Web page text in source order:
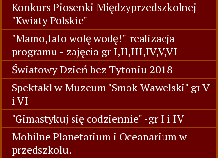
Konkurs Piosenki Międzyprzedszkolnej
"Kwiaty Polskie"
"Mamo,tato wolę wodę!"-realizacja
programu - zajęcia gr I,II,III,IV,V,VI
Światowy Dzień bez Tytoniu 2018
Spektakl w Muzeum "Smok Wawelski" gr V
i VI
"Gimastykuj się codziennie" -gr I i IV
Mobilne Planetarium i Oceanarium w
przedszkolu.